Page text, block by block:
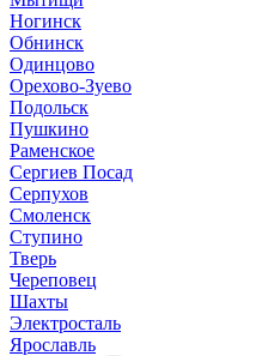
Ногинск
Обнинск
Одинцово
Орехово-Зуево
Подольск
Пушкино
Раменское
Сергиев Посад
Серпухов
Смоленск
Ступино
Тверь
Череповец
Шахты
Электросталь
Ярославль